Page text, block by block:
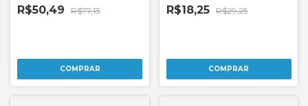
R$50,49 R$77,13 R$18,25 R$29,25